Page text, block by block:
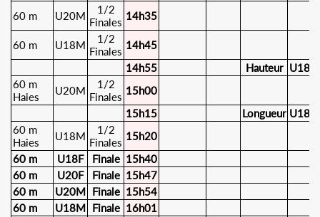
60 m U20M
1/2
Finales 14h35
60 m U18M
1/2
Finales 14h45
14h55
Hauteur U18F
60 m
Haies
U20M
1/2
Finales 15h00
15h15
Longueur U18F
60 m
Haies
U18M
1/2
Finales 15h20
60 m
U18F Finale 15h40
60 m
U20F Finale 15h47
60 m
U20M Finale 15h54
60 m
U18M Finale 16h01